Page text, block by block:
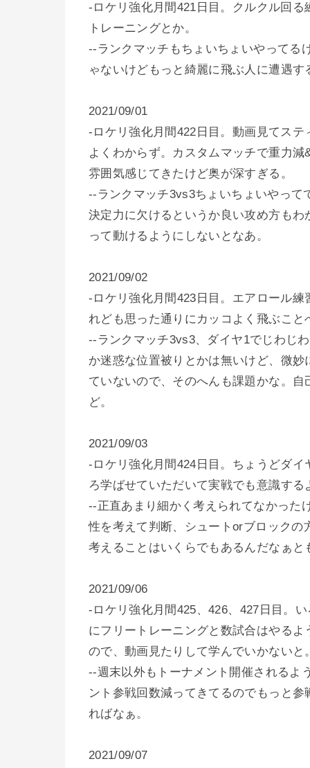
-ロケリ強化月間421日目。クルクル回
トレーニングとか。
--ランクマッチもちょいちょいやってる
ゃないけどもっと綺麗に飛ぶ人に遭遇
2021/09/01
-ロケリ強化月間422日目。動画見てス
よくわからず。カスタムマッチで重力
雰囲気感じてきたけど奥が深すぎる。
--ランクマッチ3vs3ちょいちょいやって
決定力に欠けるというか良い攻め方も
って動けるようにしないとなあ。
2021/09/02
-ロケリ強化月間423日目。エアロール
れども思った通りにカッコよく飛ぶこ
--ランクマッチ3vs3、ダイヤ1でじわじ
か迷惑な位置被りとかは無いけど、微
ていないので、そのへんも課題かな。
ど。
2021/09/03
-ロケリ強化月間424日目。ちょうどダ
ろ学ばせていただいて実戦でも意識する
--正直あまり細かく考えられてなかった
性を考えて判断、シュートorブロックの
考えることはいくらでもあるんだなぁと
2021/09/06
-ロケリ強化月間425、426、427日目。
にフリートレーニングと数試合はやる
ので、動画見たりして学んでいかないと
--週末以外もトーナメント開催されるよ
ント参戦回数減ってきてるのでもっと
ればなぁ。
2021/09/07